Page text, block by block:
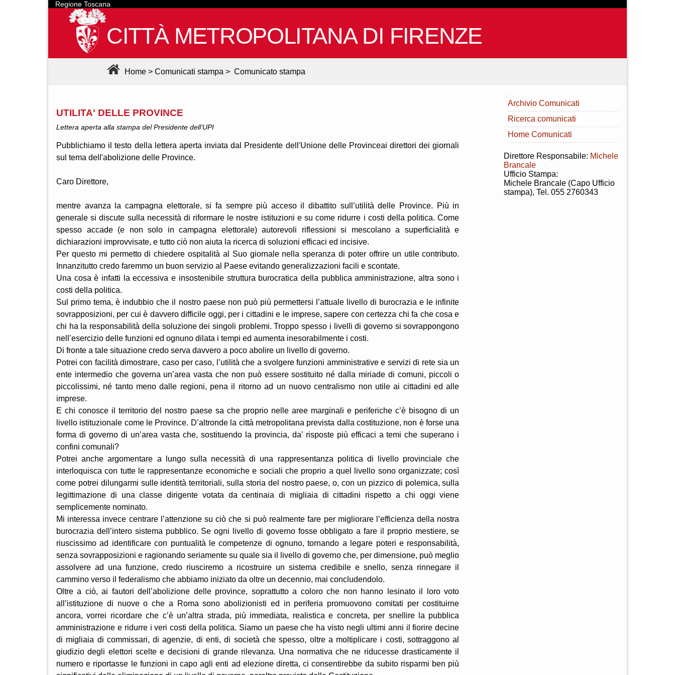
Regione Toscana
CITTÀ METROPOLITANA DI FIRENZE
Home > Comunicati stampa > Comunicato stampa
UTILITA' DELLE PROVINCE
Lettera aperta alla stampa del Presidente dell'UPI
Pubblichiamo il testo della lettera aperta inviata dal Presidente dell'Unione delle Provinceai direttori dei giornali
sul tema dell'abolizione delle Province.
Caro Direttore,
mentre avanza la campagna elettorale, si fa sempre più acceso il dibattito sull’utilità delle Province. Più in
generale si discute sulla necessità di riformare le nostre istituzioni e su come ridurre i costi della politica. Come
spesso accade (e non solo in campagna elettorale) autorevoli riflessioni si mescolano a superficialità e
dichiarazioni improvvisate, e tutto ciò non aiuta la ricerca di soluzioni efficaci ed incisive.
Per questo mi permetto di chiedere ospitalità al Suo giornale nella speranza di poter offrire un utile contributo.
Innanzitutto credo faremmo un buon servizio al Paese evitando generalizzazioni facili e scontate.
Una cosa è infatti la eccessiva e insostenibile struttura burocratica della pubblica amministrazione, altra sono i
costi della politica.
Sul primo tema, è indubbio che il nostro paese non può più permettersi l’attuale livello di burocrazia e le infinite
sovrapposizioni, per cui è davvero difficile oggi, per i cittadini e le imprese, sapere con certezza chi fa che cosa e
chi ha la responsabilità della soluzione dei singoli problemi. Troppo spesso i livelli di governo si sovrappongono
nell’esercizio delle funzioni ed ognuno dilata i tempi ed aumenta inesorabilmente i costi.
Di fronte a tale situazione credo serva davvero a poco abolire un livello di governo.
Potrei con facilità dimostrare, caso per caso, l’utilità che a svolgere funzioni amministrative e servizi di rete sia un
ente intermedio che governa un’area vasta che non può essere sostituito né dalla miriade di comuni, piccoli o
piccolissimi, né tanto meno dalle regioni, pena il ritorno ad un nuovo centralismo non utile ai cittadini ed alle
imprese.
E chi conosce il territorio del nostro paese sa che proprio nelle aree marginali e periferiche c’è bisogno di un
livello istituzionale come le Province. D’altronde la città metropolitana prevista dalla costituzione, non è forse una
forma di governo di un’area vasta che, sostituendo la provincia, da’ risposte più efficaci a temi che superano i
confini comunali?
Potrei anche argomentare a lungo sulla necessità di una rappresentanza politica di livello provinciale che
interloquisca con tutte le rappresentanze economiche e sociali che proprio a quel livello sono organizzate; così
come potrei dilungarmi sulle identità territoriali, sulla storia del nostro paese, o, con un pizzico di polemica, sulla
legittimazione di una classe dirigente votata da centinaia di migliaia di cittadini rispetto a chi oggi viene
semplicemente nominato.
Mi interessa invece centrare l’attenzione su ciò che si può realmente fare per migliorare l’efficienza della nostra
burocrazia dell’intero sistema pubblico. Se ogni livello di governo fosse obbligato a fare il proprio mestiere, se
riuscissimo ad identificare con puntualità le competenze di ognuno, tornando a legare poteri e responsabilità,
senza sovrapposizioni e ragionando seriamente su quale sia il livello di governo che, per dimensione, può meglio
assolvere ad una funzione, credo riusciremo a ricostruire un sistema credibile e snello, senza rinnegare il
cammino verso il federalismo che abbiamo iniziato da oltre un decennio, mai concludendolo.
Oltre a ciò, ai fautori dell’abolizione delle province, soprattutto a coloro che non hanno lesinato il loro voto
all’istituzione di nuove o che a Roma sono abolizionisti ed in periferia promuovono comitati per costituirne
ancora, vorrei ricordare che c’è un’altra strada, più immediata, realistica e concreta, per snellire la pubblica
amministrazione e ridurre i veri costi della politica. Siamo un paese che ha visto negli ultimi anni il fiorire decine
di migliaia di commissari, di agenzie, di enti, di società che spesso, oltre a moltiplicare i costi, sottraggono al
giudizio degli elettori scelte e decisioni di grande rilevanza. Una normativa che ne riducesse drasticamente il
numero e riportasse le funzioni in capo agli enti ad elezione diretta, ci consentirebbe da subito risparmi ben più
Archivio Comunicati
Ricerca comunicati
Home Comunicati
Direttore Responsabile: Michele
Brancale
Ufficio Stampa:
Michele Brancale (Capo Ufficio
stampa), Tel. 055 2760343